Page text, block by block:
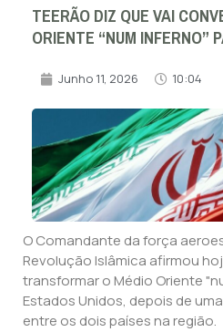
TEERÃO DIZ QUE VAI
ORIENTE “NUM INFERNO”
Junho 11, 2026 10:04
O Comandante da força
Revolução Islâmica afirmou
transformar o Médio Oriente
Estados Unidos, depois de
entre os dois países na região.